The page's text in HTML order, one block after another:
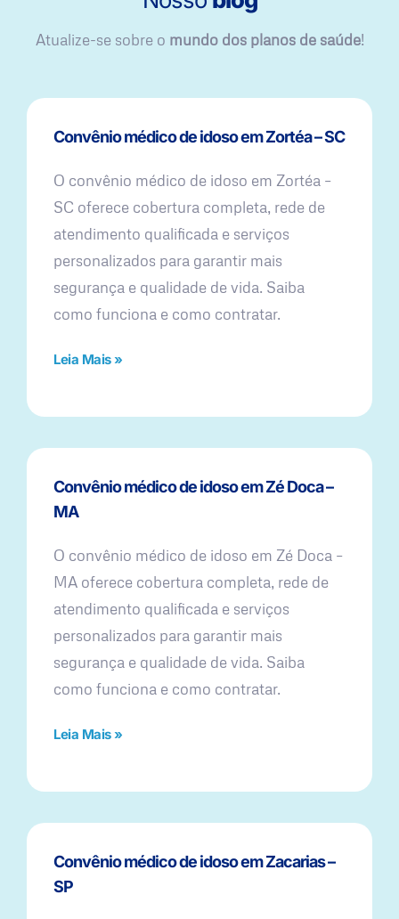
Atualize-se sobre o mundo dos planos de saúde!
Convênio médico de idoso em Zortéa – SC
O convênio médico de idoso em Zortéa –
SC oferece cobertura completa, rede de
atendimento qualificada e serviços
personalizados para garantir mais
segurança e qualidade de vida. Saiba
como funciona e como contratar.
Leia Mais »
Convênio médico de idoso em Zé Doca –
MA
O convênio médico de idoso em Zé Doca –
MA oferece cobertura completa, rede de
atendimento qualificada e serviços
personalizados para garantir mais
segurança e qualidade de vida. Saiba
como funciona e como contratar.
Leia Mais »
Convênio médico de idoso em Zacarias –
SP